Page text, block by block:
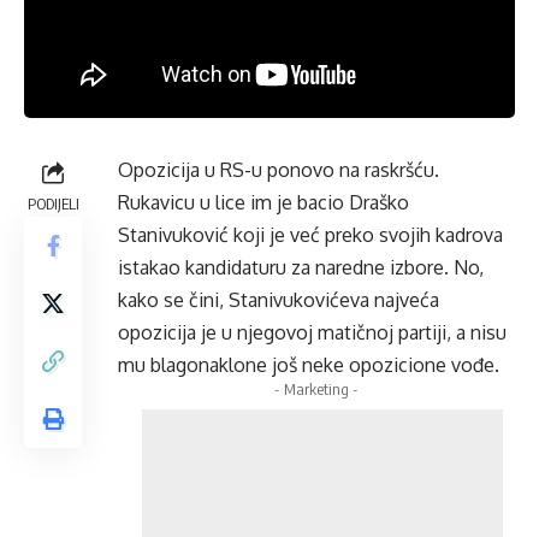
PODIJELI
Opozicija u RS-u ponovo na raskršću.
Rukavicu u lice im je bacio Draško
Stanivuković koji je već preko svojih kadrova
istakao kandidaturu za naredne izbore. No,
kako se čini, Stanivukovićeva najveća
opozicija je u njegovoj matičnoj partiji, a nisu
mu blagonaklone još neke opozicione vođe.
- Marketing -